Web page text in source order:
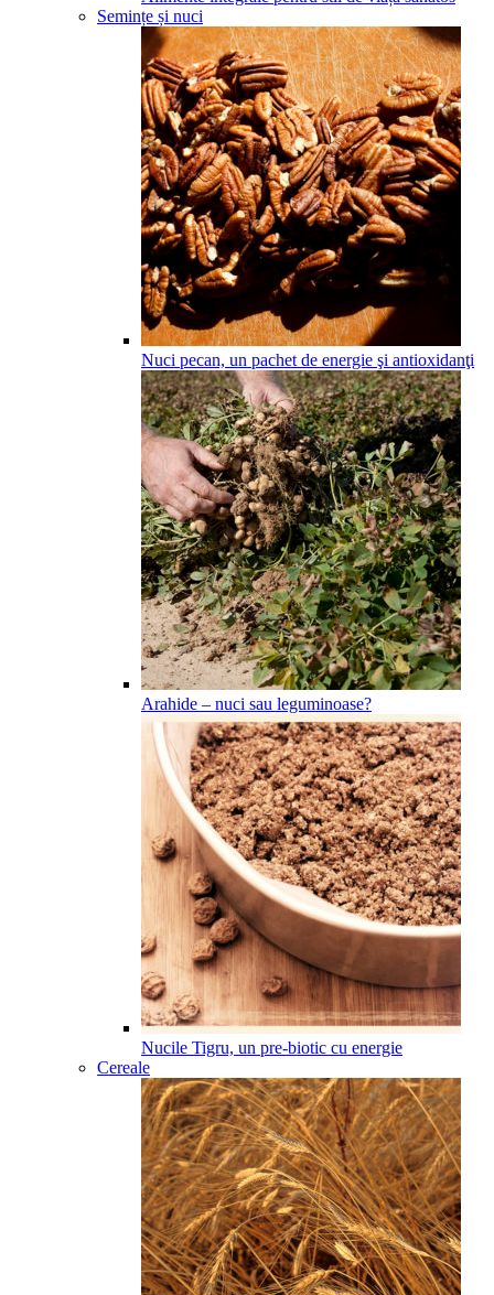
Semințe și nuci
Nuci pecan, un pachet de energie şi antioxidanţi
Arahide – nuci sau leguminoase?
Nucile Tigru, un pre-biotic cu energie
Cereale